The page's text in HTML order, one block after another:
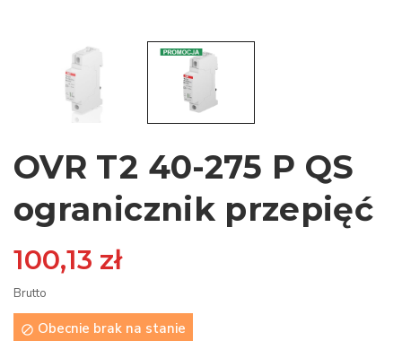
OVR T2 40-275 P QS
ogranicznik przepięć
100,13 zł
Brutto
 Obecnie brak na stanie